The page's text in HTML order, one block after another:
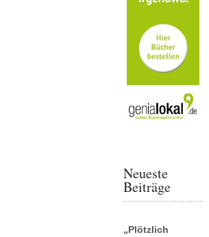
Neueste
Beiträge
„Plötzlich